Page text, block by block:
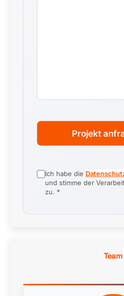
Ich habe die
und stimme der
zu. *
Projekt
Team